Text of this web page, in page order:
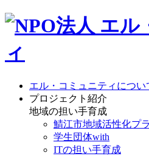
エル・コミュニティについ
プロジェクト紹介
地域の担い手育成
鯖江市地域活性化プ
学生団体with
ITの担い手育成